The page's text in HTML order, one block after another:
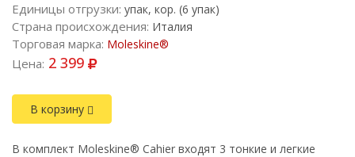
Единицы отгрузки: упак, кор. (6 упак)
Страна происхождения: Италия
Торговая марка: Moleskine®
Цена: 2 399
В корзину
В комплект Moleskine® Cahier входят 3 тонкие и легкие